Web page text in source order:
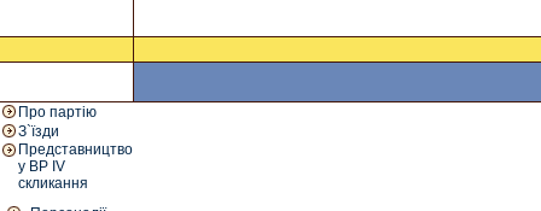
Про партію
З`їзди
Представництво
у ВР IV
скликання